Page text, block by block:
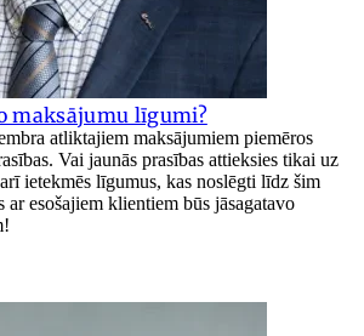
maksājumu līgumi?
atliktajiem maksājumiem piemēros
Vai jaunās prasības attieksies tikai uz
ietekmēs līgumus, kas noslēgti līdz šim
ar esošajiem klientiem būs jāsagatavo